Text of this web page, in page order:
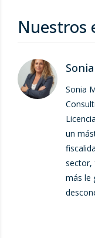
Nuestros
Sonia
un
sector,
más le